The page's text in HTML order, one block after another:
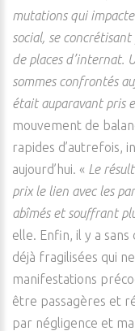
mutations qui
social, se
de places d’internat.
sommes confrontés
était auparavant pris
mouvement de
rapides d’autrefois,
aujourd’hui. « Le
prix le lien avec les
abîmés et souffrant
elle. Enfin, il y a
déjà fragilisées qui
manifestations
être passagères et
par négligence et